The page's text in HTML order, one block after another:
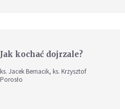
Jak kochać dojrzale?
ks. Jacek Bernacik, ks. Krzysztof
Porosło